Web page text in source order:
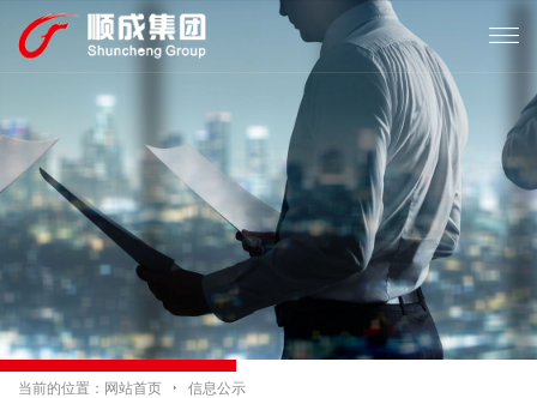

当前的位置： 网站首页  信息公示